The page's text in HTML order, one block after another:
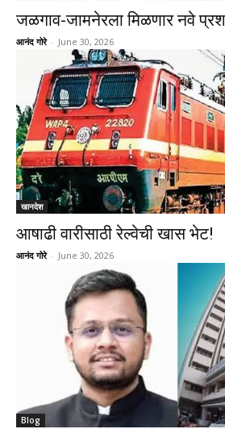
जळगाव-जामनेरला मिळणार नवे
आनंद गोरे - June 30, 2026
खानदेश
आषाढी वारीसाठी रेल्वेची खास भेट!
आनंद गोरे - June 30, 2026
Blog